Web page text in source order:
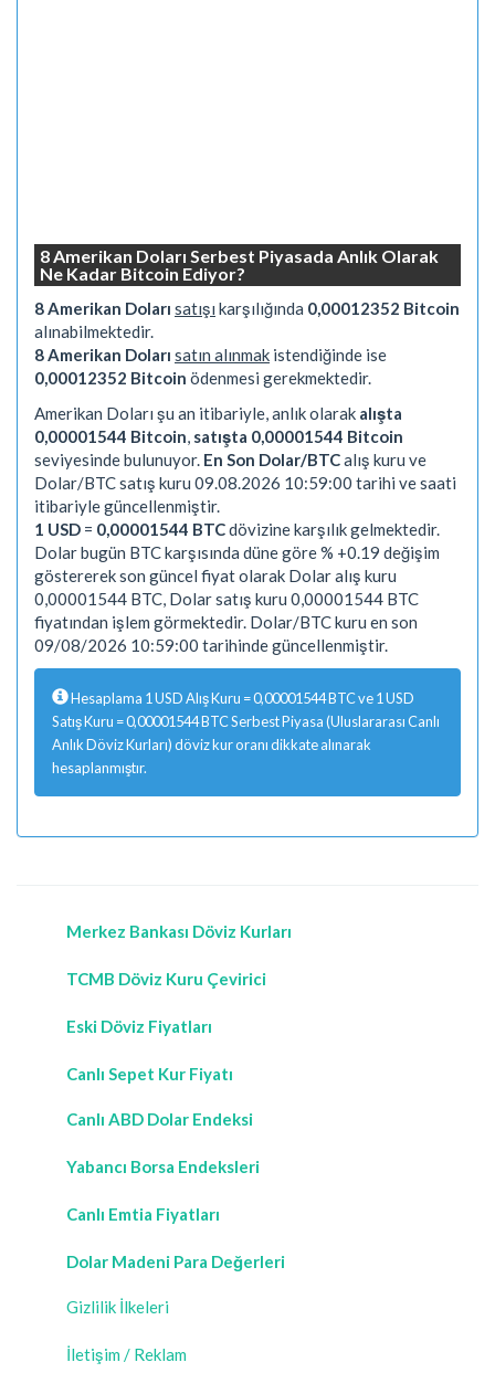
8 Amerikan Doları Serbest Piyasada Anlık Olarak
Ne Kadar Bitcoin Ediyor?
8 Amerikan Doları satışı karşılığında 0,00012352 Bitcoin
alınabilmektedir.
8 Amerikan Doları satın alınmak istendiğinde ise
0,00012352 Bitcoin ödenmesi gerekmektedir.
Amerikan Doları şu an itibariyle, anlık olarak alışta
0,00001544 Bitcoin satışta 0,00001544 Bitcoin
seviyesinde bulunuyor. En Son Dolar/BTCalış kuru ve
Dolar/BTC satış kuru 09.08.2026 10:59:00 tarihi ve saati
itibariyle güncellenmiştir.
1 USD = 0,00001544 BTCdövizine karşılık gelmektedir.
Dolar bugün BTC karşısında düne göre % +0.19 değişim
göstererek son güncel fiyat olarak Dolar alış kuru
0,00001544 BTC, Dolar satış kuru 0,00001544 BTC
fiyatından işlem görmektedir. Dolar/BTC kuru en son
09/08/2026 10:59:00 tarihinde güncellenmiştir.
Hesaplama 1 USD Alış Kuru = 0,00001544 BTC ve 1 USD
Satış Kuru = 0,00001544 BTC Serbest Piyasa (Uluslararası Canlı
Anlık Döviz Kurları) döviz kur oranı dikkate alınarak
hesaplanmıştır.
Merkez Bankası Döviz Kurları
TCMB Döviz Kuru Çevirici
Eski Döviz Fiyatları
Canlı Sepet Kur Fiyatı
Canlı ABD Dolar Endeksi
Yabancı Borsa Endeksleri
Canlı Emtia Fiyatları
Dolar Madeni Para Değerleri
Gizlilik İlkeleri
İletişim / Reklam